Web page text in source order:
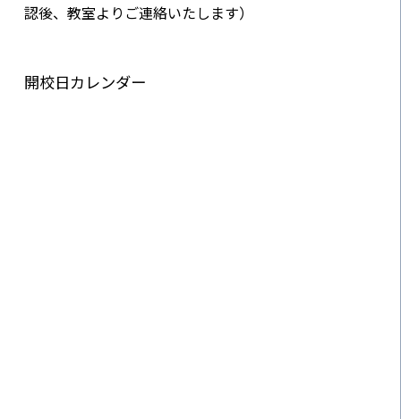
認後、教室よりご連絡いたします）
開校日カレンダー